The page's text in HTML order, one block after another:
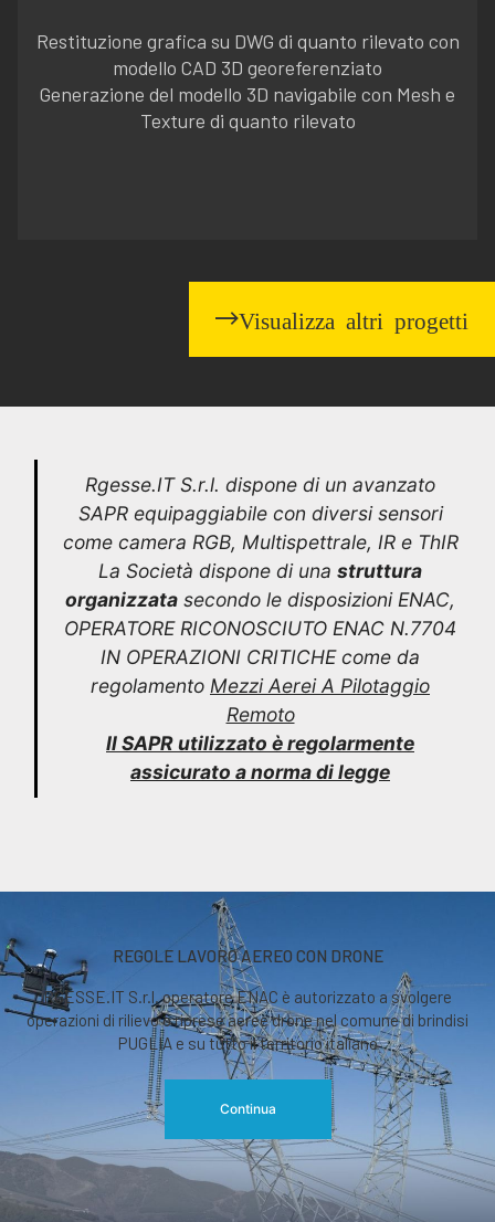
Restituzione grafica su DWG di quanto rilevato con
modello CAD 3D georeferenziato
Generazione del modello 3D navigabile con Mesh e
Texture di quanto rilevato
Visualizza altri progetti
Rgesse.IT S.r.l. dispone di un avanzato
SAPR equipaggiabile con diversi sensori
come camera RGB, Multispettrale, IR e ThIR
La Società dispone di una struttura
organizzata secondo le disposizioni ENAC,
OPERATORE RICONOSCIUTO ENAC N.7704
IN OPERAZIONI CRITICHE come da
regolamento Mezzi Aerei A Pilotaggio
Remoto
Il SAPR utilizzato è regolarmente
assicurato a norma di legge
REGOLE LAVORO AEREO CON DRONE
RGESSE.IT S.r.l. operatore ENAC è autorizzato a svolgere
operazioni di rilievo o riprese aeree drone nel comune di brindisi
PUGLIA e su tutto il territorio italiano
Continua